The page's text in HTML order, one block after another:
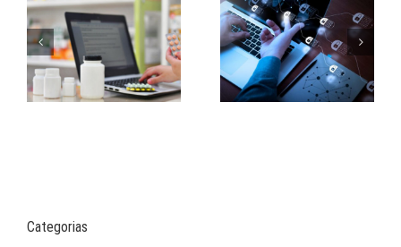
Processos
Administrativos
instaurados pela ANPD
LGPD no tratamento de
dados de pessoas
falecidas
Categorias